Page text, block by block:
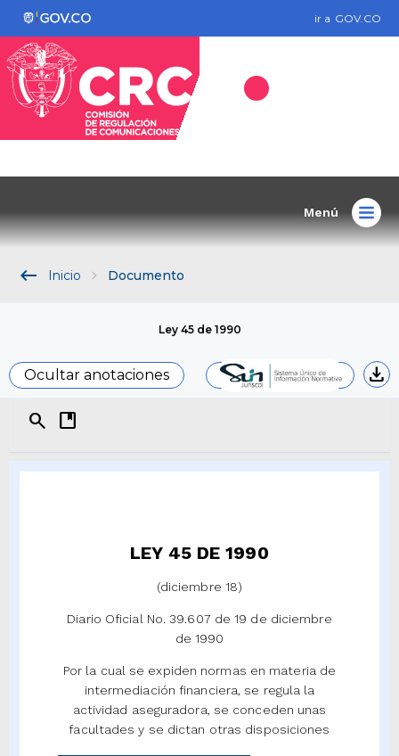
ir a GOV.CO
Menú
keyboard_backspace Inicio Documento
Ley 45 de 1990
Ocultar anotaciones
download
search developer_guide
LEY 45 DE 1990
(diciembre 18)
Diario Oficial No. 39.607 de 19 de diciembre
de 1990
Por la cual se expiden normas en materia de
intermediación financiera, se regula la
actividad aseguradora, se conceden unas
facultades y se dictan otras disposiciones